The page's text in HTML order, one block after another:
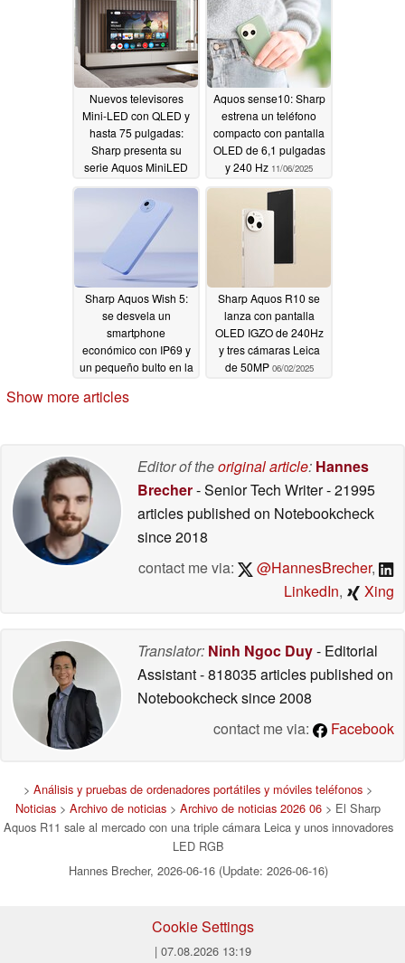
Nuevos televisores
Mini-LED con QLED y
hasta 75 pulgadas:
Sharp presenta su
serie Aquos MiniLED
11/23/2025
Aquos sense10: Sharp
estrena un teléfono
compacto con pantalla
OLED de 6,1 pulgadas
y 240 Hz 11/06/2025
Sharp Aquos Wish 5:
se desvela un
smartphone
económico con IP69 y
un pequeño bulto en la
Sharp Aquos R10 se
lanza con pantalla
OLED IGZO de 240Hz
y tres cámaras Leica
de 50MP 06/02/2025
Show more articles
Editor of theoriginal article: Hannes
Brecher- Senior Tech Writer- 21995
articles published on Notebookcheck
since 2018
contact me via:
@HannesBrecher,
LinkedIn, Xing
Translator: Ninh Ngoc Duy- Editorial
Assistant- 818035 articles published on
Notebookchecksince 2008
contact me via:
Facebook
> Análisis y pruebas de ordenadores portátiles y móviles teléfonos >
Noticias > Archivo de noticias > Archivo de noticias 2026 06 > El Sharp
Aquos R11 sale al mercado con una triple cámara Leica y unos innovadores
LED RGB
Hannes Brecher, 2026-06-16 (Update: 2026-06-16)
Cookie Settings
| 07.08.2026 13:19